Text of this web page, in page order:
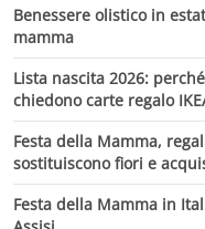
Benessere olistico in
mamma
Lista nascita 2026:
chiedono carte regalo
Festa della Mamma,
sostituiscono fiori e
Festa della Mamma in